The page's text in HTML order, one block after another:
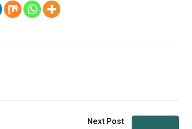
Next Post